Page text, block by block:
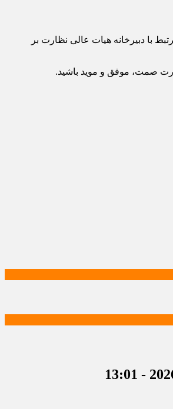
با دبیرخانه هیات عالی نظارت بر
صمت، موفق و موید باشید.